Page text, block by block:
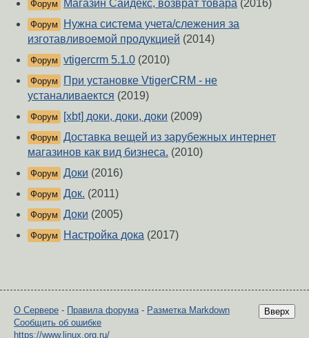
Форум Магазин Сайдекс, возврат товара (2016)
Форум
Нужна система учета/слежения за
изготавливоемой продукцией (2014)
Форум vtigercrm 5.1.0 (2010)
Форум
При установке VtigerCRM - не
устаналиваектся (2019)
Форум [xbt] доки, доки, доки (2009)
Форум Доставка вещей из зарубежных интернет
магазинов как вид бизнеса. (2010)
Форум Доки (2016)
Форум Док. (2011)
Форум Доки (2005)
Форум Настройка дока (2017)
Вверх
О Сервере - Правила форума- Разметка Markdown
Сообщить об ошибке
https://www.linux.org.ru/